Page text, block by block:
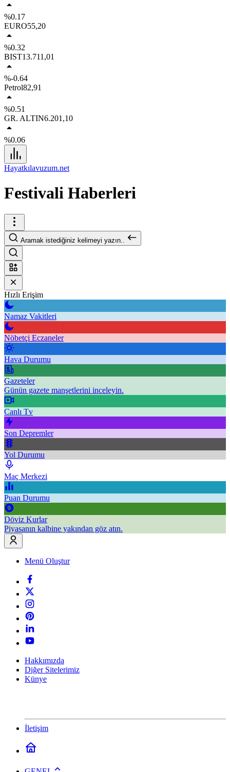
%0.17
EURO55,20
%0.32
BIST13.711,01
%-0.64
Petrol82,91
%0.51
GR. ALTIN6.201,10
%0.06
Hayatkılavuzum.net
Festivali Haberleri
Aramak istediğiniz kelimeyi yazın..
Hızlı Erişim
Namaz Vakitleri
Nöbetçi Eczaneler
Hava Durumu
Gazeteler
Günün gazete manşetlerini inceleyin.
Canlı Tv
Son Depremler
Yol Durumu
Maç Merkezi
Puan Durumu
Döviz Kurlar
Piyasanın kalbine yakından göz atın.
Menü Oluştur
Hakkımızda
Diğer Sitelerimiz
Künye
İletişim